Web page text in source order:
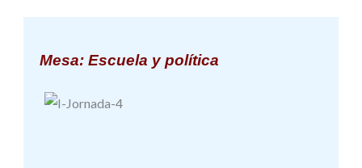
Mesa: Escuela y política